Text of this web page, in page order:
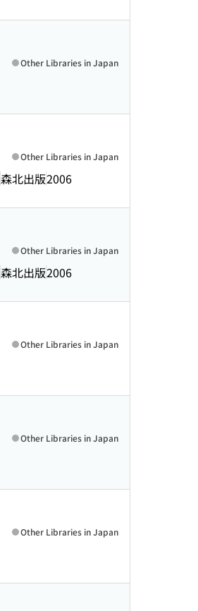
Other Libraries in Japan
森北出版2006
Other Libraries in Japan
森北出版2006
Other Libraries in Japan
Other Libraries in Japan
Other Libraries in Japan
Other Libraries in Japan